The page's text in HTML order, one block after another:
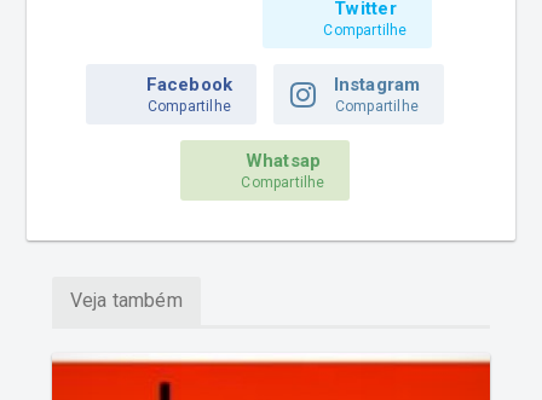
Twitter
Compartilhe
Facebook
Compartilhe
Instagram
Compartilhe
Whatsap
Compartilhe
Veja também